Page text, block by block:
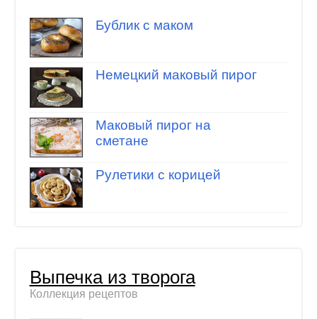
Бублик с маком
Немецкий маковый пирог
Маковый пирог на
сметане
Рулетики с корицей
Выпечка из творога
Коллекция рецептов